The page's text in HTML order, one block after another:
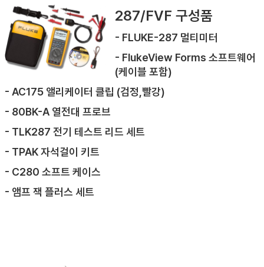
287/FVF 구성품
- FLUKE-287 멀티미터
- FlukeView Forms 소프트웨어
(케이블 포함)
- AC175 앨리케이터 클립 (검정,빨강)
- 80BK-A 열전대 프로브
- TLK287 전기 테스트 리드 세트
- TPAK 자석걸이 키트
- C280 소프트 케이스
- 앰프 잭 플러스 세트